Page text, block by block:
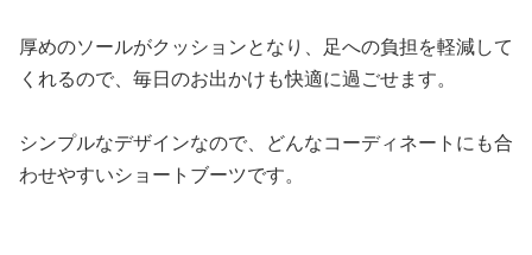
厚めのソールがクッションとなり、足への負担を軽減して
くれるので、毎日のお出かけも快適に過ごせます。
シンプルなデザインなので、どんなコーディネートにも合
わせやすいショートブーツです。